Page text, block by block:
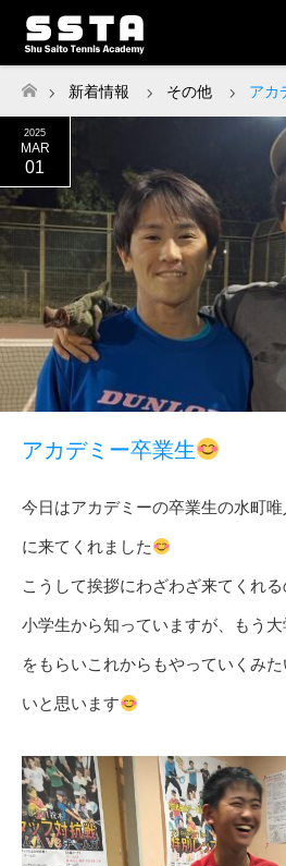
ホーム
新着情報 その他 アカ
2025
MAR
01
アカデミー卒業生
今日はアカデミーの卒業生の水町
に来てくれました
こうして挨拶にわざわざ来てくれ
小学生から知っていますが、もう
をもらいこれからもやっていくみ
いと思います